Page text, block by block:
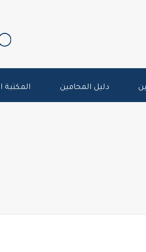
دليل المحامين المكتبة